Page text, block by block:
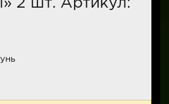
2 шт. Артикул: